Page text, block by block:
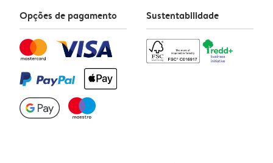
Opções de pagamento Sustentabilidade